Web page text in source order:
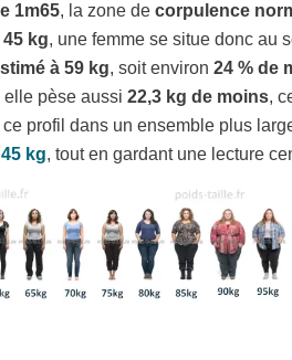
1m65, la zone de corpulence
45 kg, une femme se situe donc au
à 59 kg, soit environ 24 % de
pèse aussi 22,3 kg de moins,
profil dans un ensemble plus
45 kg, tout en gardant une lecture